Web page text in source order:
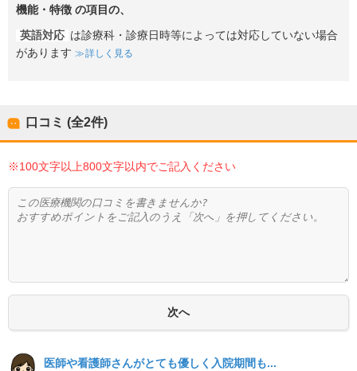
機能・特徴 の項目の、
英語対応 は診療科・診療日時等によっては対応していない場合
があります
詳しく見る
口コミ (全2件)
※100文字以上800文字以内でご記入ください
医師や看護師さんがとても優しく入院期間も...